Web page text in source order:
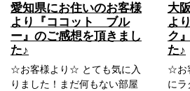
愛知県にお住いのお客様
より『ココット ブル
ー』のご感想を頂きまし
た♪
☆お客様より☆ とても気に入
りました！まだ何もない部屋
大
よ
ク
た♪
☆お
にラ